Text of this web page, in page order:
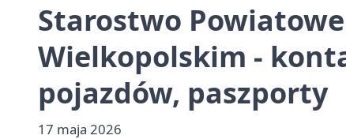
Starostwo
Wielkopolskim -
pojazdów, paszporty
17 maja 2026